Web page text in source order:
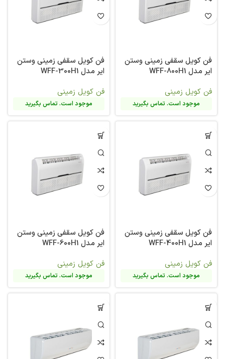
فن کویل سقفی زمینی وستن
ایر مدل WFF-800H1
فن کویل زمینی
موجود است. تماس بگیرید
فن کویل سقفی زمینی وستن
ایر مدل WFF-300H1
فن کویل زمینی
موجود است. تماس بگیرید
فن کویل سقفی زمینی وستن
ایر مدل WFF-400H1
فن کویل زمینی
موجود است. تماس بگیرید
فن کویل سقفی زمینی وستن
ایر مدل WFF-600H1
فن کویل زمینی
موجود است. تماس بگیرید